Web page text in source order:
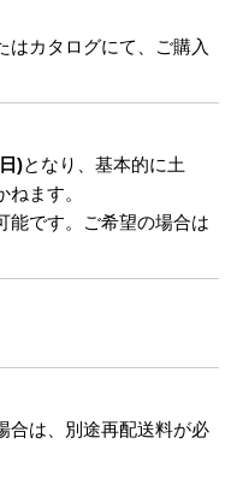
はカタログにて、ご購入
)となり、基本的に土
ます。
です。ご希望の場合は
合は、別途再配送料が必